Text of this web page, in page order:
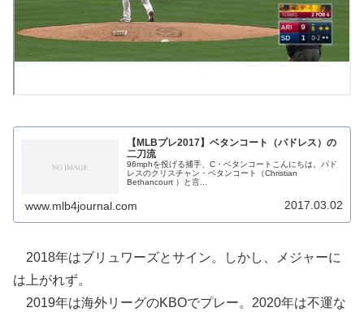
【MLBプレ2017】ベタンコート（パドレス）の
二刀流
96mphを投げる捕手、C・ベタンコートこんにちは。パド
レスのクリスチャン・ベタンコート（Christian
Bethancourt ）と言...
www.mlb4journal.com 2017.03.02
2018年はブリュワーズとサイン。しかし、メジャーに
は上がれず。
2019年は海外リーグのKBOでプレー。2020年は不運な